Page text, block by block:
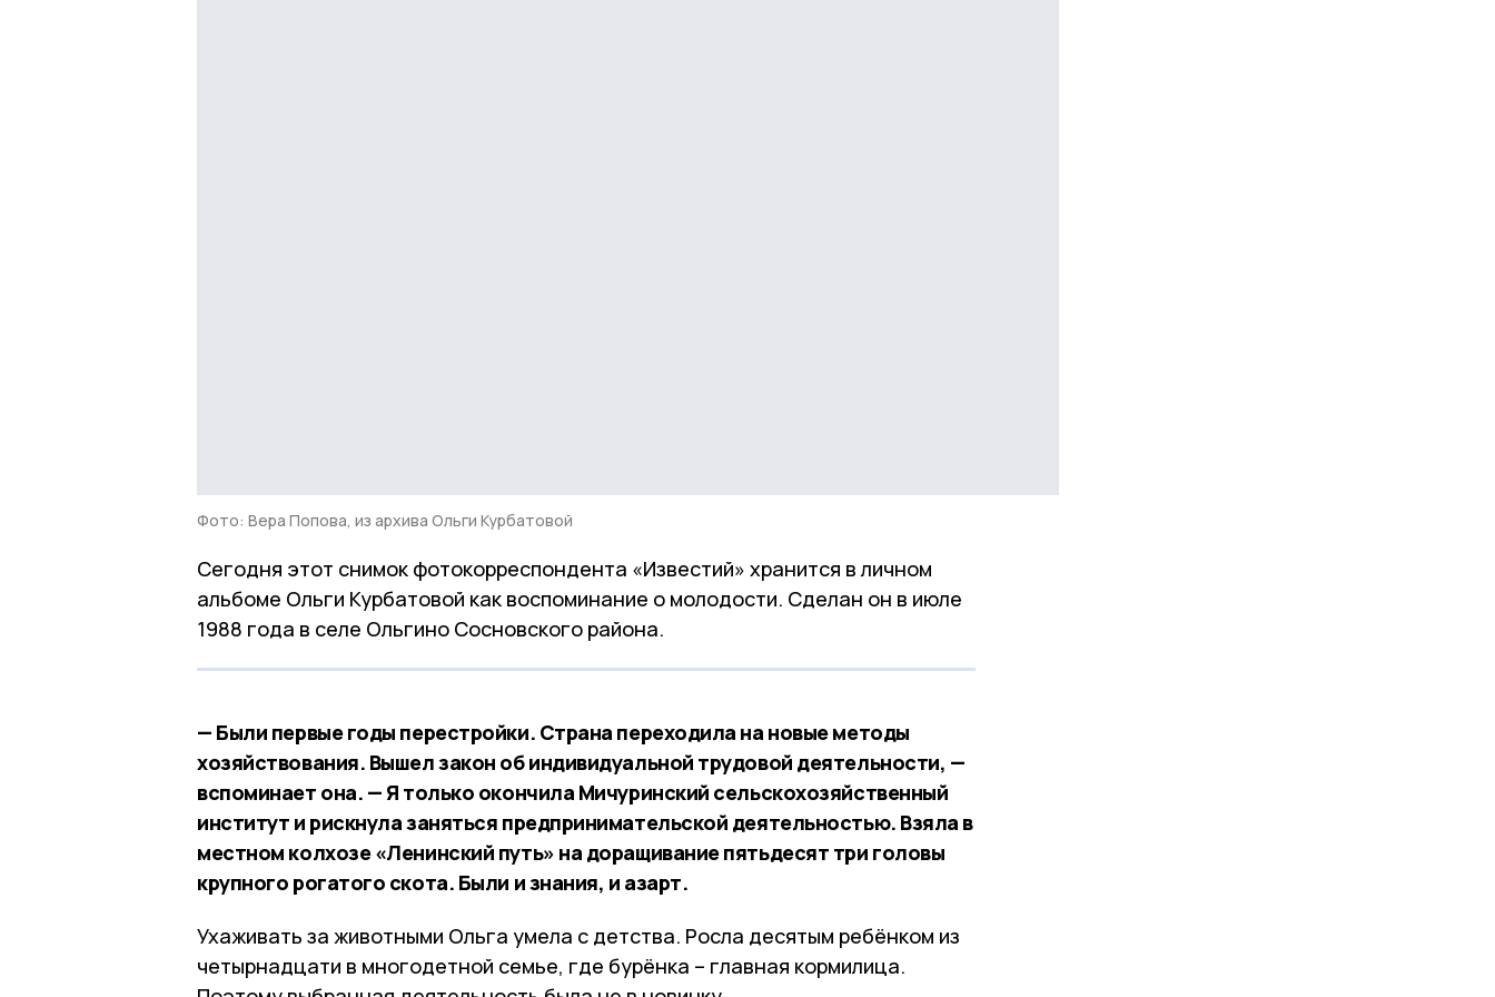
Фото: Вера Попова, из архива Ольги Курбатовой
Сегодня этот снимок фотокорреспондента «Известий» хранится в личном
альбоме Ольги Курбатовой как воспоминание о молодости. Сделан он в июле
1988 года в селе Ольгино Сосновского района.
— Были первые годы перестройки. Страна переходила на новые методы
хозяйствования. Вышел закон об индивидуальной трудовой деятельности, —
вспоминает она. — Я только окончила Мичуринский сельскохозяйственный
институт и рискнула заняться предпринимательской деятельностью. Взяла в
местном колхозе «Ленинский путь» на доращивание пятьдесят три головы
крупного рогатого скота. Были и знания, и азарт.
Ухаживать за животными Ольга умела с детства. Росла десятым ребёнком из
четырнадцати в многодетной семье, где бурёнка – главная кормилица.